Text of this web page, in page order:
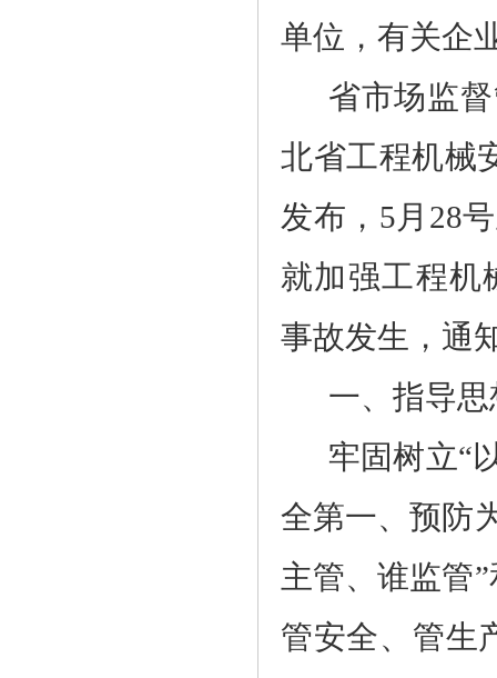
单位，有关企
省市场监
北省工程机械
发布， 5月 28
就加强工程机
事故发生，通
一、指导思
牢固树立“
全第一、预防
主管、谁监管
管安全、管生